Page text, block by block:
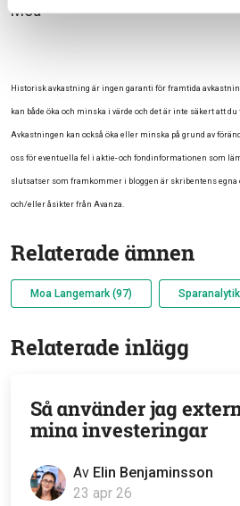
Moa
Historisk avkastning är ingen garanti för framtida
kan både öka och minska i värde och det är inte säkert att
Avkastningen kan också öka eller minska på grund av
oss för eventuella fel i aktie- och fondinformationen som
slutsatser som framkommer i bloggen är skribentens
och/eller åsikter från Avanza.
Relaterade ämnen
Moa Langemark (97)
Relaterade inlägg
Av Elin Benjaminsson
23 apr 26
Så använder jag
mina investeringar